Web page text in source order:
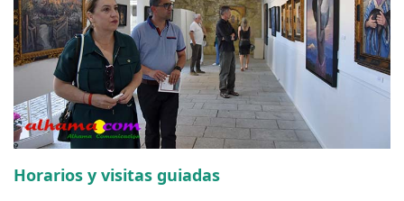
Horarios y visitas guiadas